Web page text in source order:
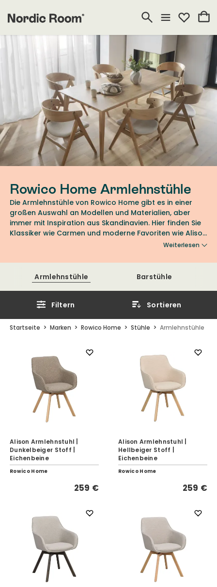
Rowico Home Armlehnstühle
Die Armlehnstühle von Rowico Home gibt es in einer
großen Auswahl an Modellen und Materialien, aber
immer mit Inspiration aus Skandinavien. Hier finden Sie
Klassiker wie Carmen und moderne Favoriten wie Alison
mit Armlehnen. Finden Sie Ihren Favoriten von Rowico
Weiterlesen
Armlehnstühle Barstühle
Filtern Sortieren
Startseite Marken Rowico Home Stühle Armlehnstühle
Alison Armlehnstuhl |
Dunkelbeiger Stoff |
Eichenbeine
Rowico Home
259 €
Alison Armlehnstuhl |
Hellbeiger Stoff |
Eichenbeine
Rowico Home
259 €